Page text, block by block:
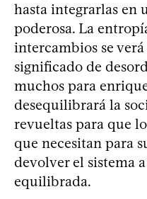
hasta integrarlas en
poderosa. La
intercambios se
significado de
muchos para
desequilibrará la
revueltas para que
que necesitan para
devolver el sistema
equilibrada.